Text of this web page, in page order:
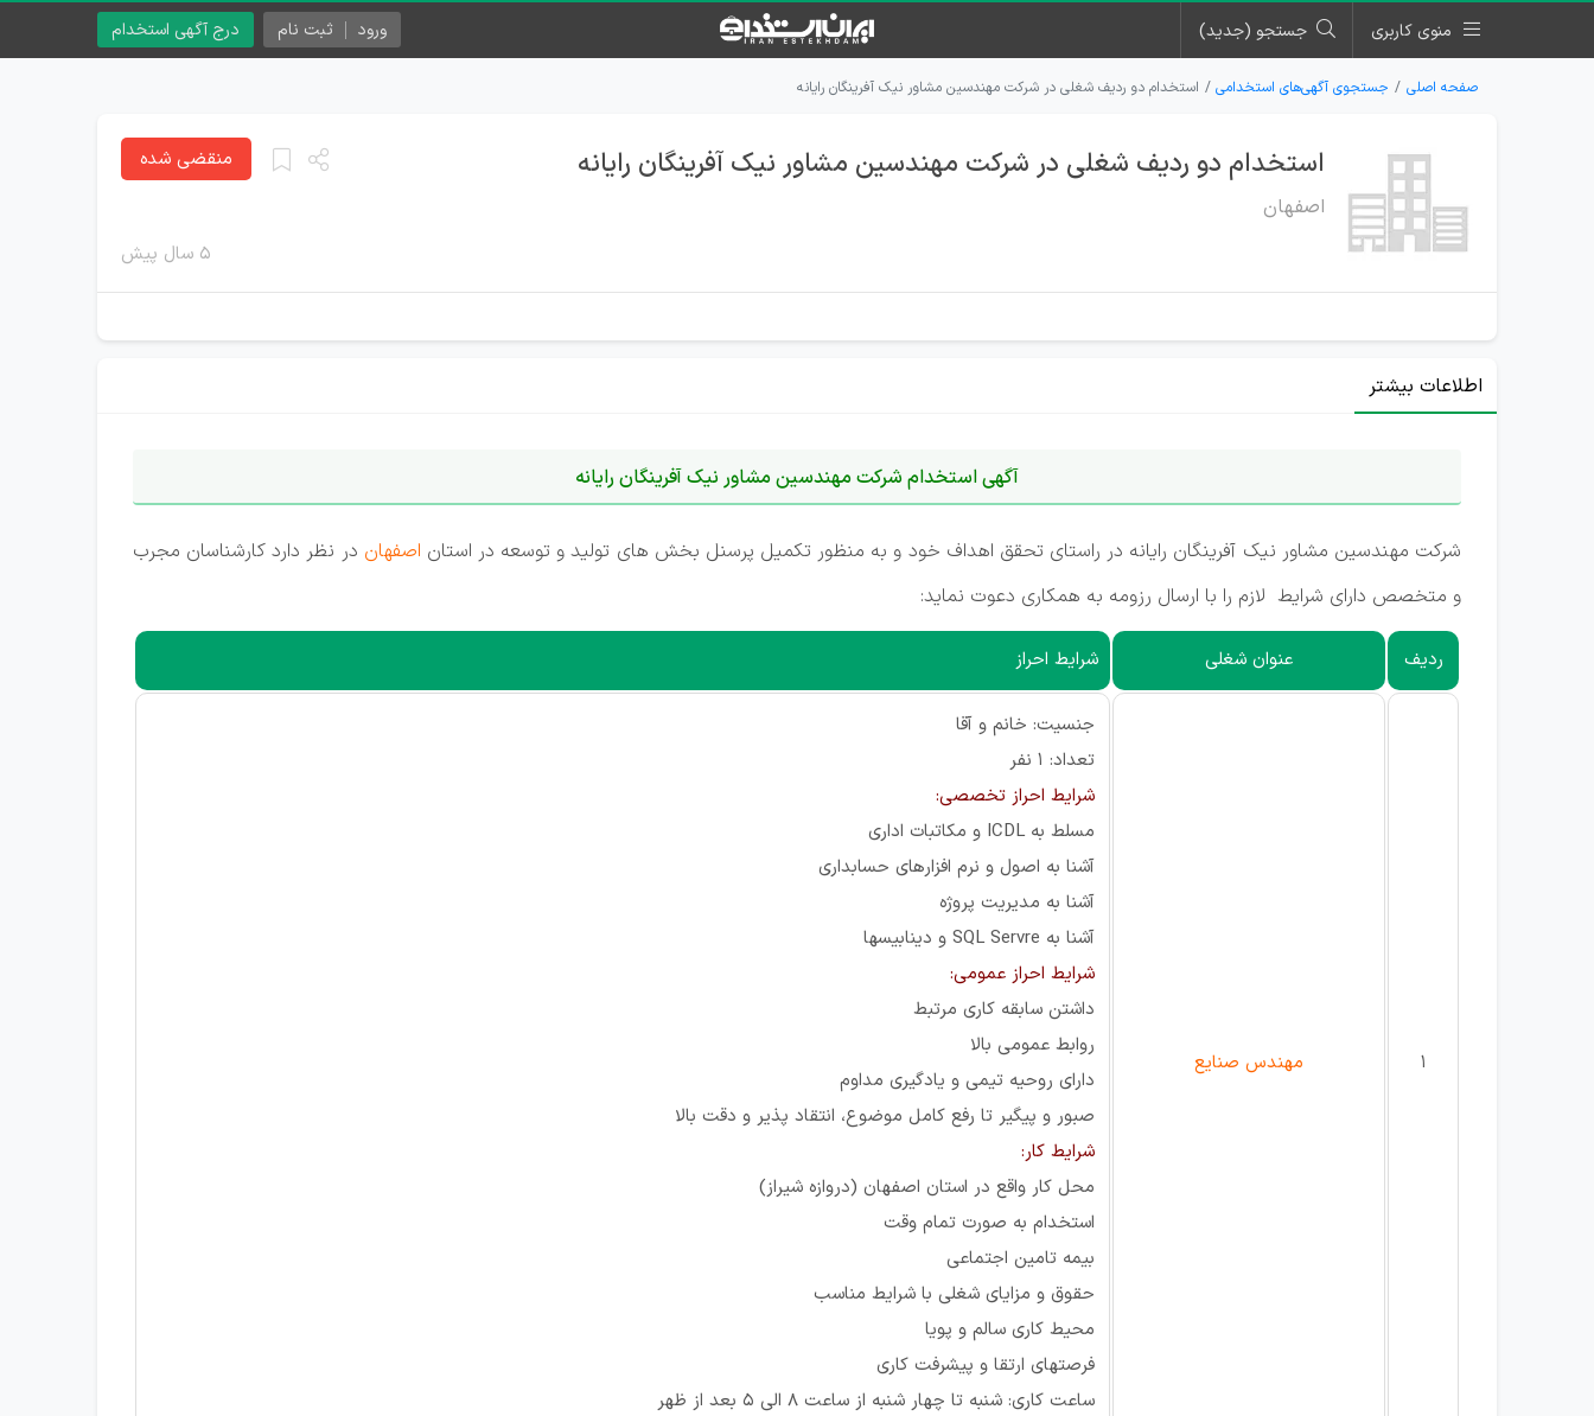
منوی کاربری جستجو (جدید) درج آگهی استخدام ورود ثبت نام
صفحه اصلی جستجوی آگهی‌های استخدامی استخدام دو ردیف شغلی در شرکت مهندسین مشاور نیک آفرینگان رایانه
استخدام دو ردیف شغلی در شرکت مهندسین مشاور نیک آفرینگان رایانه
اصفهان
۵ سال پیش
منقضی شده
اطلاعات بیشتر
آگهی استخدام شرکت مهندسین مشاور نیک آفرینگان رایانه
شرکت مهندسین مشاور نیک آفرینگان رایانه در راستای تحقق اهداف خود و به منظور تکمیل پرسنل بخش های تولید و توسعه در استان اصفهان در نظر دارد کارشناسان مجرب
و متخصص دارای شرایط لازم را با ارسال رزومه به همکاری دعوت نماید:
ردیف عنوان شغلی شرایط احراز
1 مهندس صنایع
جنسیت: خانم و آقا
تعداد: 1 نفر
شرایط احراز تخصصی:
مسلط به ICDL و مکاتبات اداری
آشنا به اصول و نرم افزارهای حسابداری
آشنا به مدیریت پروژه
آشنا به SQL Servre و دینابیس‏ها
شرایط احراز عمومی:
داشتن سابقه کاری مرتبط
روابط عمومی بالا
دارای روحیه تیمی و یادگیری مداوم
صبور و پیگیر تا رفع کامل موضوع، انتقاد پذیر و دقت بالا
شرایط کار:
محل کار واقع در استان اصفهان (دروازه شیراز)
استخدام به صورت تمام وقت
بیمه تامین اجتماعی
حقوق و مزایای شغلی با شرایط مناسب
محیط کاری سالم و پویا
فرصتهای ارتقا و پیشرفت کاری
ساعت کاری: شنبه تا چهار شنبه از ساعت 8 الی 5 بعد از ظهر